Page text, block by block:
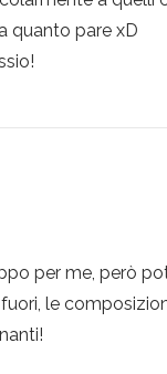
quanto pare xD
per me, però
le